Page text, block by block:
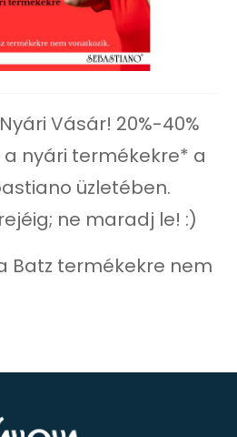
Vásár! 20%-40%
nyári termékekre* a
üzletében.
ne maradj le! :)
Batz termékekre nem